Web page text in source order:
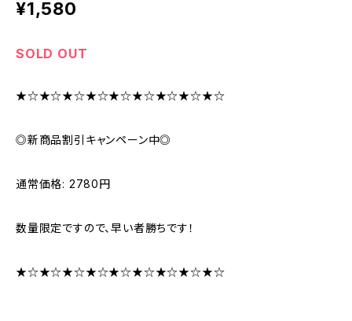
¥1,580
SOLD OUT
★☆★☆★☆★☆★☆★☆★☆★☆★☆
◎新商品割引キャンペーン中◎
通常価格: 2780円
数量限定ですので、早い者勝ちです！
★☆★☆★☆★☆★☆★☆★☆★☆★☆